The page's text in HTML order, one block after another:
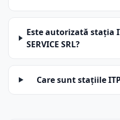
Este autorizată stația
SERVICE SRL?
Care sunt stațiile